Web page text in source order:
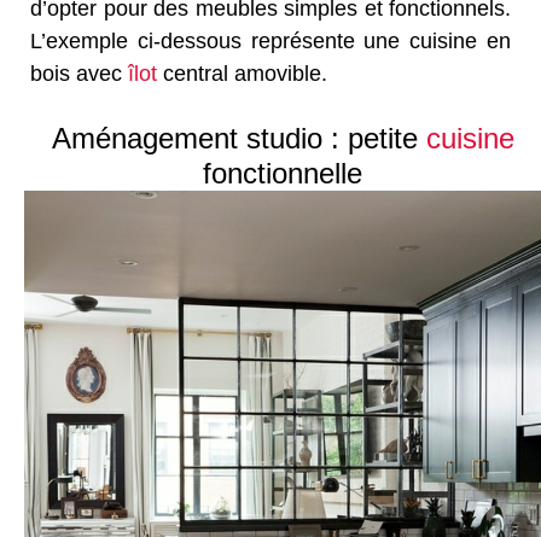
d’opter pour des meubles simples et fonctionnels.
L’exemple ci-dessous représente une cuisine en
bois avecîlot central amovible.
Aménagement studio : petite cuisine
fonctionnelle